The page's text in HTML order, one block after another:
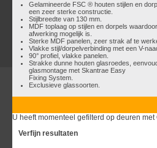
Gelamineerde FSC ® houten stijlen en
een zeer sterke constructie.
Stijlbreedte van 130 mm.
MDF toplaag op stijlen en dorpels
afwerking mogelijk is.
Sterke MDF panelen, zeer strak af te
Vlakke stijl/dorpelverbinding met een V-
90° profiel, vlakke panelen.
Strakke dunne houten glasroedes,
glasmontage met Skantrae Easy
Fixing System.
Exclusieve glassoorten.
U heeft momenteel gefilterd op deuren met
Verfijn resultaten